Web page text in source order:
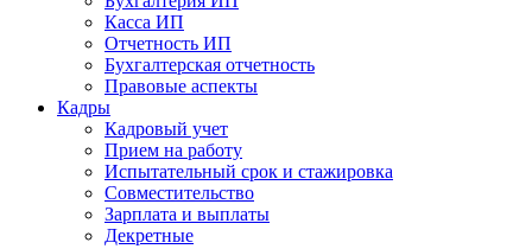
Касса ИП
Отчетность ИП
Бухгалтерская отчетность
Правовые аспекты
Кадры
Кадровый учет
Прием на работу
Испытательный срок и стажировка
Совместительство
Зарплата и выплаты
Декретные